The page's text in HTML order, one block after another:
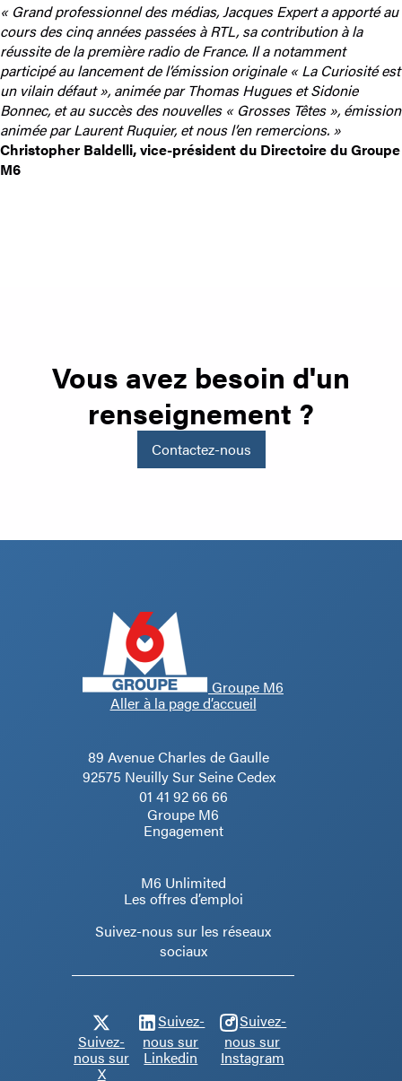
« Grand professionnel des médias, Jacques Expert a apporté au
cours des cinq années passées à RTL, sa contribution à la
réussite de la première radio de France. Il a notamment
participé au lancement de l’émission originale « La Curiosité est
un vilain défaut », animée par Thomas Hugues et Sidonie
Bonnec, et au succès des nouvelles « Grosses Têtes », émission
animée par Laurent Ruquier, et nous l’en remercions. »
Christopher Baldelli, vice-président du Directoire du Groupe
M6
Vous avez besoin d'un
renseignement ?
Contactez-nous
Groupe M6
Aller à la page d’accueil
89 Avenue Charles de Gaulle
92575 Neuilly Sur Seine Cedex
01 41 92 66 66
Groupe M6
Engagement
M6 Unlimited
Les offres d’emploi
Suivez-nous sur les réseaux
sociaux
Suivez-
nous sur
X
Suivez-
nous sur
Linkedin
Suivez-
nous sur
Instagram